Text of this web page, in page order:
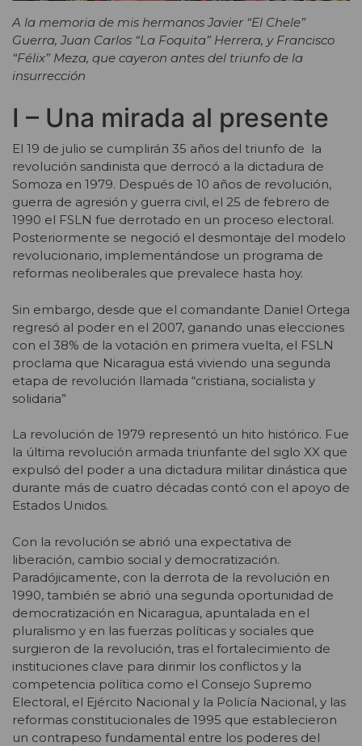
A la memoria de mis hermanos Javier “El Chele”
Guerra, Juan Carlos “La Foquita” Herrera, y Francisco
“Félix” Meza, que cayeron antes del triunfo de la
insurrección
I – Una mirada al presente
El 19 de julio se cumplirán 35 años del triunfo de la
revolución sandinista que derrocó a la dictadura de
Somoza en 1979. Después de 10 años de revolución,
guerra de agresión y guerra civil, el 25 de febrero de
1990 el FSLN fue derrotado en un proceso electoral.
Posteriormente se negoció el desmontaje del modelo
revolucionario, implementándose un programa de
reformas neoliberales que prevalece hasta hoy.
Sin embargo, desde que el comandante Daniel Ortega
regresó al poder en el 2007, ganando unas elecciones
con el 38% de la votación en primera vuelta, el FSLN
proclama que Nicaragua está viviendo una segunda
etapa de revolución llamada “cristiana, socialista y
solidaria”
La revolución de 1979 representó un hito histórico. Fue
la última revolución armada triunfante del siglo XX que
expulsó del poder a una dictadura militar dinástica que
durante más de cuatro décadas contó con el apoyo de
Estados Unidos.
Con la revolución se abrió una expectativa de
liberación, cambio social y democratización.
Paradójicamente, con la derrota de la revolución en
1990, también se abrió una segunda oportunidad de
democratización en Nicaragua, apuntalada en el
pluralismo y en las fuerzas políticas y sociales que
surgieron de la revolución, tras el fortalecimiento de
instituciones clave para dirimir los conflictos y la
competencia política como el Consejo Supremo
Electoral, el Ejército Nacional y la Policía Nacional, y las
reformas constitucionales de 1995 que establecieron
un contrapeso fundamental entre los poderes del